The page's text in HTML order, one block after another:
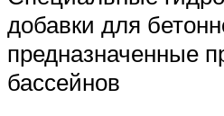
добавки для
предназначенные
бассейнов